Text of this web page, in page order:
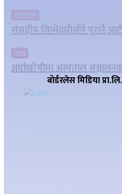
जीवनशैली
संसदीय जिम्मेवारीसँगै पुरानै
विशेष
अर्घाखाँचीमा अस्पताल
बोर्डरलेस मिडिया